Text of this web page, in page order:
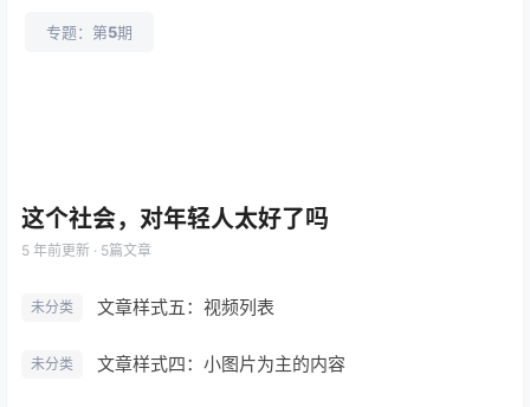
专题：第5期
这个社会，对年轻人太好了吗
5 年前更新 · 5篇文章
未分类 文章样式五：视频列表
未分类 文章样式四：小图片为主的内容